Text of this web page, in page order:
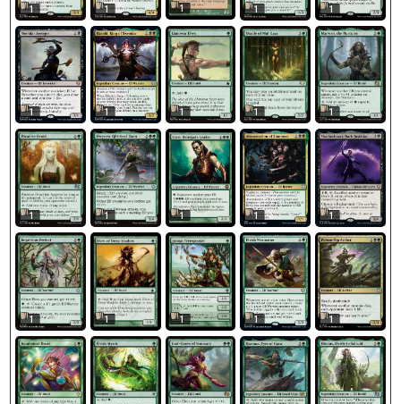
1 1 1 1 1
1 1 1 1 1
1 1 1 1 1
1 1 1 1 1